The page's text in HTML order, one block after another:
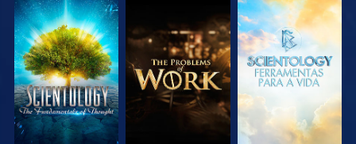
EXPLORE A SÉRIE EXPLORE A SÉRIE EXPLORE A SÉRIE